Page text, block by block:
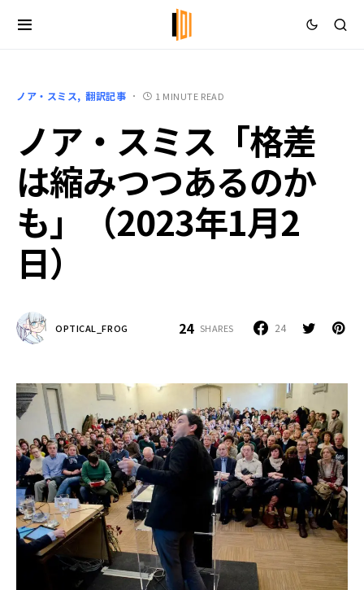
ノア・スミス 翻訳記事 1 MINUTE READ
ノア・スミス「格差
は縮みつつあるのか
も」（2023年1月2
日）
OPTICAL_FROG 24 SHARES 24